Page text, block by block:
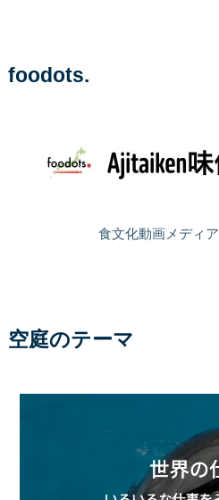
foodots.
食文化動画メディア
空庭のテーマ